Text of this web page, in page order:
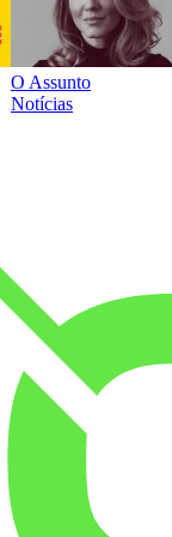
O Assunto
Notícias